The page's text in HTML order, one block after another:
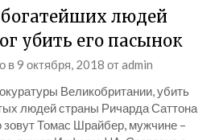
людей
убить его пасынок
в9 октября, 2018 отadmin
Великобритании, убить
людей страны Ричарда Саттона
зовут Томас Шрайбер, мужчине –